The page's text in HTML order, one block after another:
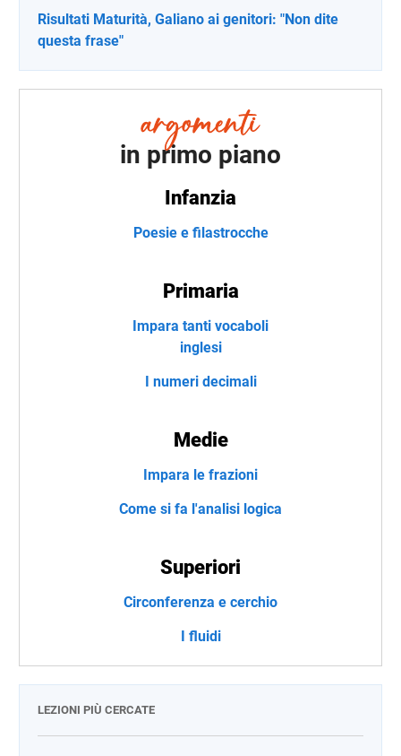
Risultati Maturità, Galiano ai genitori: "Non dite
questa frase"
in primo piano
Infanzia
Poesie e filastrocche
Primaria
Impara tanti vocaboli
inglesi
I numeri decimali
Medie
Impara le frazioni
Come si fa l'analisi logica
Superiori
Circonferenza e cerchio
I fluidi
LEZIONI PIÙ CERCATE